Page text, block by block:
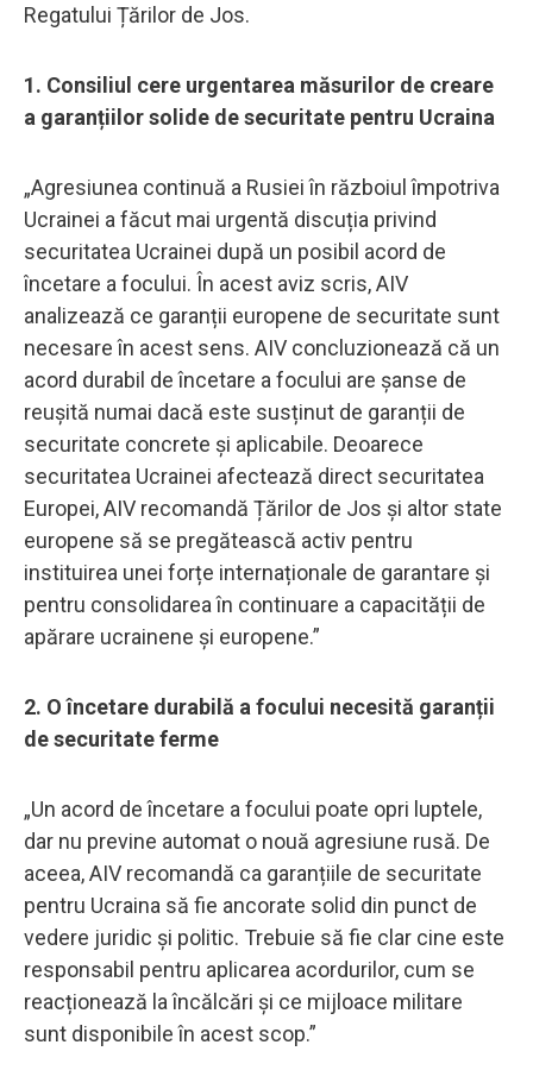
Regatului Țărilor de Jos.
1. Consiliul cere urgentarea măsurilor de creare
a garanțiilor solide de securitate pentru Ucraina
„Agresiunea continuă a Rusiei în războiul împotriva
Ucrainei a făcut mai urgentă discuția privind
securitatea Ucrainei după un posibil acord de
încetare a focului. În acest aviz scris, AIV
analizează ce garanții europene de securitate sunt
necesare în acest sens. AIV concluzionează că un
acord durabil de încetare a focului are șanse de
reușită numai dacă este susținut de garanții de
securitate concrete și aplicabile. Deoarece
securitatea Ucrainei afectează direct securitatea
Europei, AIV recomandă Țărilor de Jos și altor state
europene să se pregătească activ pentru
instituirea unei forțe internaționale de garantare și
pentru consolidarea în continuare a capacității de
apărare ucrainene și europene.”
2. O încetare durabilă a focului necesită garanții
de securitate ferme
„Un acord de încetare a focului poate opri luptele,
dar nu previne automat o nouă agresiune rusă. De
aceea, AIV recomandă ca garanțiile de securitate
pentru Ucraina să fie ancorate solid din punct de
vedere juridic și politic. Trebuie să fie clar cine este
responsabil pentru aplicarea acordurilor, cum se
reacționează la încălcări și ce mijloace militare
sunt disponibile în acest scop.”